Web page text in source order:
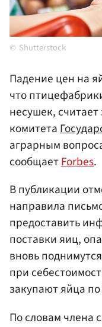
Shutterstock
Падение цен на
что
несушек,
комитета
аграрным
сообщаетForbes.
В публикации
направила
предоставить
поставки яиц,
вновь
при
закупают яйца
По словам члена